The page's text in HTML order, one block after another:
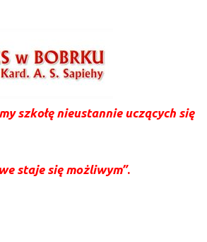
szkołę nieustannie uczących się
staje się możliwym”.